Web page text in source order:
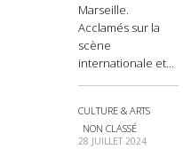
Marseille.
Acclamés sur la
scène
internationale et...
CULTURE & ARTS
NON CLASSÉ
28 JUILLET 2024